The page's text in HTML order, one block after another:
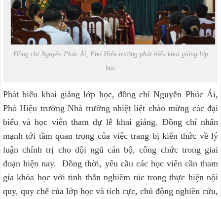
Đồng chí Nguyễn Phúc Ái, Phó Hiệu trưởng phát biểu khai giảng lớp
học
Phát biểu khai giảng lớp học, đồng chí Nguyễn Phúc Ái,
Phó Hiệu trường Nhà trường nhiệt liệt chào mừng các đại
biểu và học viên tham dự lễ khai giảng. Đồng chí nhấn
mạnh tới tầm quan trọng của việc trang bị kiến thức về lý
luận chính trị cho đội ngũ cán bộ, công chức trong giai
đoạn hiện nay. Đồng thời, yêu cầu các học viên cần tham
gia khóa học với tinh thần nghiêm túc trong thực hiện nội
quy, quy chế của lớp học và tích cực, chủ động nghiên cứu,